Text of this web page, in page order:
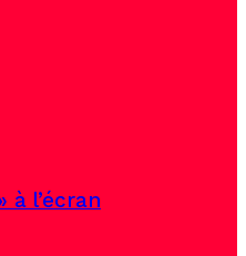
à l’écran